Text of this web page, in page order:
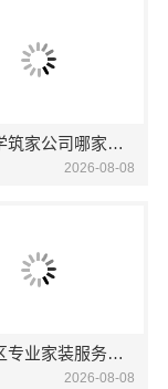
湖南美学筑家公司哪家专业：源头直供建材
2026-08-08
苏州市区专业家装服务报价老房翻新_苏州百年豪庭新材料
2026-08-08